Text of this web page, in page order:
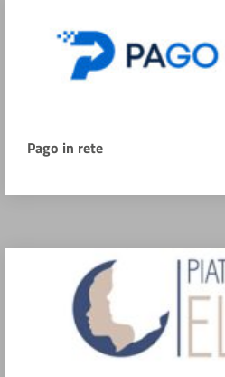
Pago in rete